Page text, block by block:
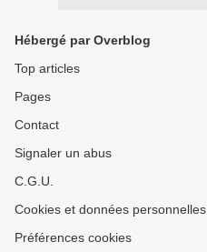
Hébergé par Overblog
Top articles
Pages
Contact
Signaler un abus
C.G.U.
Cookies et données personnelles
Préférences cookies